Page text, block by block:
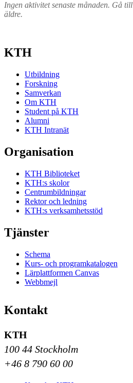
Ingen aktivitet senaste månaden. Gå till
äldre.
KTH
Utbildning
Forskning
Samverkan
Om KTH
Student på KTH
Alumni
KTH Intranät
Organisation
KTH Biblioteket
KTH:s skolor
Centrumbildningar
Rektor och ledning
KTH:s verksamhetsstöd
Tjänster
Schema
Kurs- och programkatalogen
Lärplattformen Canvas
Webbmejl
Kontakt
KTH
100 44 Stockholm
+46 8 790 60 00